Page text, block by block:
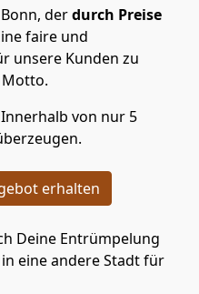
derdurch Preise
faire und
unsere Kunden zu
von nur 5
erhalten
Deine Entrümpelung
eine andere Stadt für